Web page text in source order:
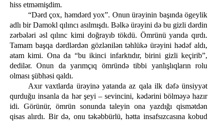
hiss etməmişdim.
“Dərd çox, həmdərd yox”. Onun ürəyinin başında ögeylik
adlı bir Damokl qılıncı asılmışdı. Bəlkə ürəyini də bu gizli dərdin
zərbələri əsl qılınc kimi doğrayıb tökdü. Ömrünü yarıda qırdı.
Tamam başqa dərdlərdən gözlənilən təhlükə ürəyini hədəf aldı,
atam kimi. Ona da “bu ikinci infarktıdır, birini gizli keçirib”,
dedilər. Onun da yarımçıq ömründə tibbi yanlışlıqların rolu
olması şübhəsi qaldı.
Axır vaxtlarda ürəyinə yatanda az qala ilk dəfə ünsiyyət
qurduğu insanla da hər şeyi – sevincini, kədərini bölməyə hazır
idi. Görünür, ömrün sonunda taleyin ona yazdığı qismətdən
qisas alırdı. Bir də, onu təkəbbürlü, hətta insafsızcasına kobud